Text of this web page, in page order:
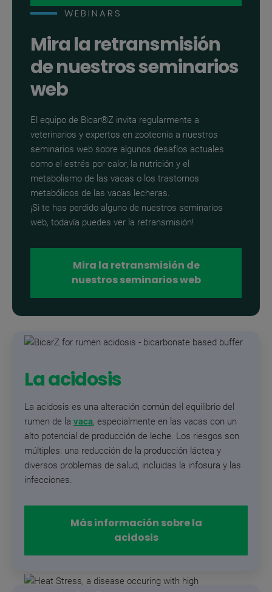
WEBINARS
Mira la retransmisión
de nuestros seminarios
web
El equipo de Bicar®Z invita regularmente a
veterinarios y expertos en zootecnia a nuestros
seminarios web sobre algunos desafíos actuales
como el estrés por calor, la nutrición y el
metabolismo de las vacas o los trastornos
metabólicos de las vacas lecheras.
¡Si te has perdido alguno de nuestros seminarios
web, todavía puedes ver la retransmisión!
Mira la retransmisión de
nuestros seminarios web
La acidosis
La acidosis es una alteración común del equilibrio del
rumen de la vaca, especialmente en las vacas con un
alto potencial de producción de leche. Los riesgos son
múltiples: una reducción de la producción láctea y
diversos problemas de salud, incluidas la infosura y las
infecciones.
Más información sobre la
acidosis